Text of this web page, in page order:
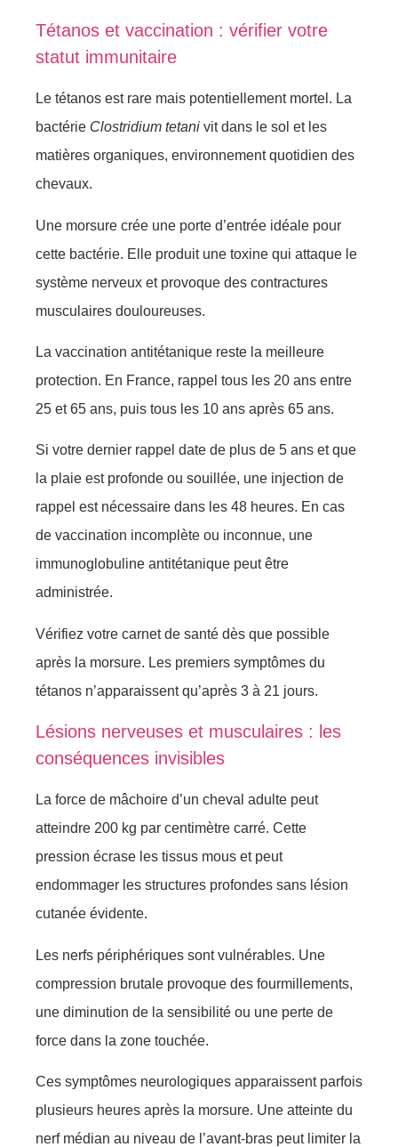
Tétanos et vaccination : vérifier votre
statut immunitaire
Le tétanos est rare mais potentiellement mortel. La
bactérie Clostridium tetani vit dans le sol et les
matières organiques, environnement quotidien des
chevaux.
Une morsure crée une porte d’entrée idéale pour
cette bactérie. Elle produit une toxine qui attaque le
système nerveux et provoque des contractures
musculaires douloureuses.
La vaccination antitétanique reste la meilleure
protection. En France, rappel tous les 20 ans entre
25 et 65 ans, puis tous les 10 ans après 65 ans.
Si votre dernier rappel date de plus de 5 ans et que
la plaie est profonde ou souillée, une injection de
rappel est nécessaire dans les 48 heures. En cas
de vaccination incomplète ou inconnue, une
immunoglobuline antitétanique peut être
administrée.
Vérifiez votre carnet de santé dès que possible
après la morsure. Les premiers symptômes du
tétanos n’apparaissent qu’après 3 à 21 jours.
Lésions nerveuses et musculaires : les
conséquences invisibles
La force de mâchoire d’un cheval adulte peut
atteindre 200 kg par centimètre carré. Cette
pression écrase les tissus mous et peut
endommager les structures profondes sans lésion
cutanée évidente.
Les nerfs périphériques sont vulnérables. Une
compression brutale provoque des fourmillements,
une diminution de la sensibilité ou une perte de
force dans la zone touchée.
Ces symptômes neurologiques apparaissent parfois
plusieurs heures après la morsure. Une atteinte du
nerf médian au niveau de l’avant-bras peut limiter la